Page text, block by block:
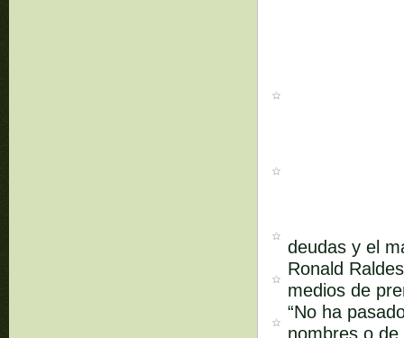
deudas y el
Ronald
medios de
“No ha
nombres o de